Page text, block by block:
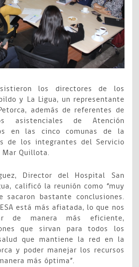
los directores de los
y La Ligua, un representante
además de referentes de
asistenciales de Atención
en las cinco comunas de la
de los integrantes del Servicio
Mar Quillota.
Director del Hospital San
calificó la reunión como “muy
sacaron bastante conclusiones.
está más afiatada, lo que nos
de manera más eficiente,
que sirvan para todos los
que mantiene la red en la
y poder manejar los recursos
más óptima”.